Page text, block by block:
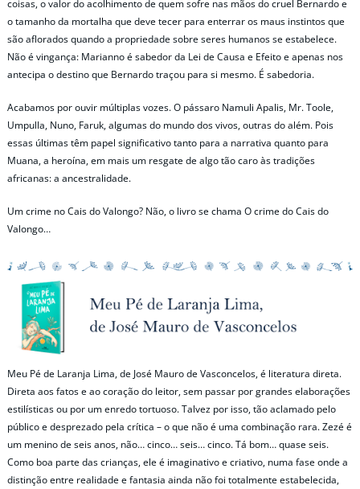
coisas, o valor do acolhimento de quem sofre nas mãos do cruel Bernardo e
o tamanho da mortalha que deve tecer para enterrar os maus instintos que
são aflorados quando a propriedade sobre seres humanos se estabelece.
Não é vingança: Marianno é sabedor da Lei de Causa e Efeito e apenas nos
antecipa o destino que Bernardo traçou para si mesmo. É sabedoria.
Acabamos por ouvir múltiplas vozes. O pássaro Namuli Apalis, Mr. Toole,
Umpulla, Nuno, Faruk, algumas do mundo dos vivos, outras do além. Pois
essas últimas têm papel significativo tanto para a narrativa quanto para
Muana, a heroína, em mais um resgate de algo tão caro às tradições
africanas: a ancestralidade.
Um crime no Cais do Valongo? Não, o livro se chama O crime do Cais do
Valongo…
Meu Pé de Laranja Lima, de José Mauro de Vasconcelos, é literatura direta.
Direta aos fatos e ao coração do leitor, sem passar por grandes elaborações
estilísticas ou por um enredo tortuoso. Talvez por isso, tão aclamado pelo
público e desprezado pela crítica – o que não é uma combinação rara. Zezé é
um menino de seis anos, não… cinco… seis… cinco. Tá bom… quase seis.
Como boa parte das crianças, ele é imaginativo e criativo, numa fase onde a
distinção entre realidade e fantasia ainda não foi totalmente estabelecida,